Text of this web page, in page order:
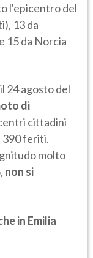
l'epicentro del
13 da
15 da Norcia
24 agosto del
di
cittadini
390 feriti.
molto
non si
in Emilia